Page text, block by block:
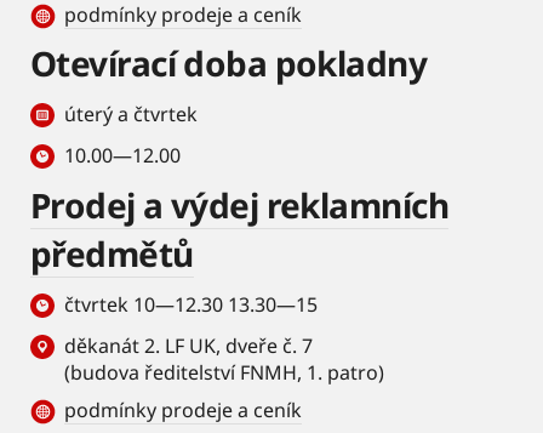
podmínky prodeje a ceník
Otevírací doba pokladny
úterý a čtvrtek
10.00—12.00
Prodej a výdej reklamních
předmětů
čtvrtek 10—12.30 13.30—15
děkanát 2. LF UK, dveře č. 7
(budova ředitelství FNMH, 1. patro)
podmínky prodeje a ceník